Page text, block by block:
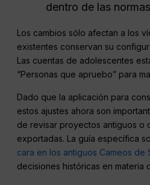
dentro de las
Los cambios sólo afectan a los
existentes conservan su
Las cuentas de adolescentes
“Personas que apruebo” para
Dado que la aplicación para
estos ajustes ahora son
de revisar proyectos antiguos o
exportadas. La guía específica
cara en los antiguos Cameos de
decisiones históricas en materia